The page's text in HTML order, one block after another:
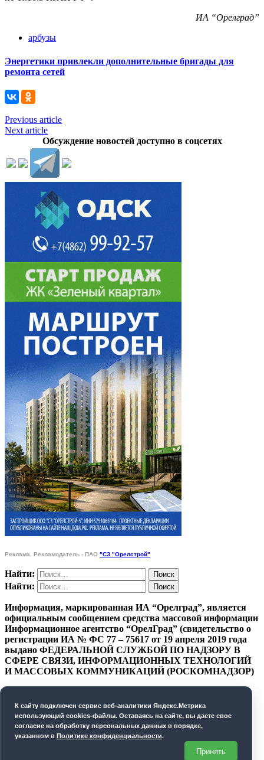
ИА “Орелград”
арбузы
Энергетики привлекли дополнительные бригады для
ремонта сетей
Previous article
Next article
Обсуждение новостей доступно в соцсетях
Реклама. Рекламодатель - ПАО "СЗ "Орелстрой"
Найти:
Найти:
Информация, маркированная ИА “Орелград”, является
официальным сообщением средства массовой информации
Информационное агентство “ОрелГрад” (свидетельство о
регистрации ИА № ФС 77 – 75617 от 19 апреля 2019 года
выдано ФЕДЕРАЛЬНОЙ СЛУЖБОЙ ПО НАДЗОРУ В
СФЕРЕ СВЯЗИ, ИНФОРМАЦИОННЫХ ТЕХНОЛОГИЙ
И МАССОВЫХ КОММУНИКАЦИЙ (РОСКОМНАДЗОР)
СОГЛАСИЕ НА ОБРАБОТКУ ПЕРСОНАЛЬНЫХ
ДАННЫХ
К cайту подключен сервис веб-аналитики Яндекс.Метрика
использующий cookies-файлы. Оставаясь на сайте, вы даете свое
согласие на обработку персональных данных в порядке,
указанном в Политике конфиденциальности.
Принять